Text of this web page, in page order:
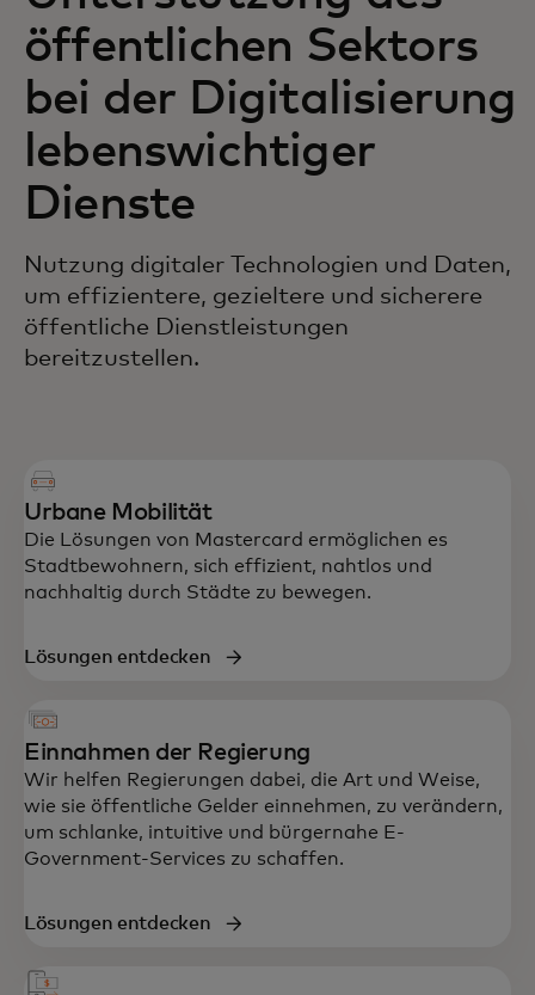
öffentlichen Sektors
bei der Digitalisierung
lebenswichtiger
Dienste
Nutzung digitaler Technologien und Daten,
um effizientere, gezieltere und sicherere
öffentliche Dienstleistungen
bereitzustellen.
Urbane Mobilität
Die Lösungen von Mastercard ermöglichen es
Stadtbewohnern, sich effizient, nahtlos und
nachhaltig durch Städte zu bewegen.
Lösungen entdecken
Einnahmen der Regierung
Wir helfen Regierungen dabei, die Art und Weise,
wie sie öffentliche Gelder einnehmen, zu verändern,
um schlanke, intuitive und bürgernahe E-
Government-Services zu schaffen.
Lösungen entdecken